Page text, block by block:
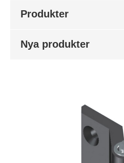
Produkter
Nya produkter